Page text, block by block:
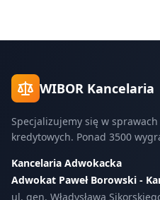
WIBOR Kancelaria
Specjalizujemy się w
kredytowych. Ponad 3500
Kancelaria Adwokacka
Adwokat Paweł Borowski -
ul. gen. Władysława